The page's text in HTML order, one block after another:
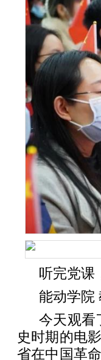
听完党
能动学院
今天观看
史时期的电
省在中国革